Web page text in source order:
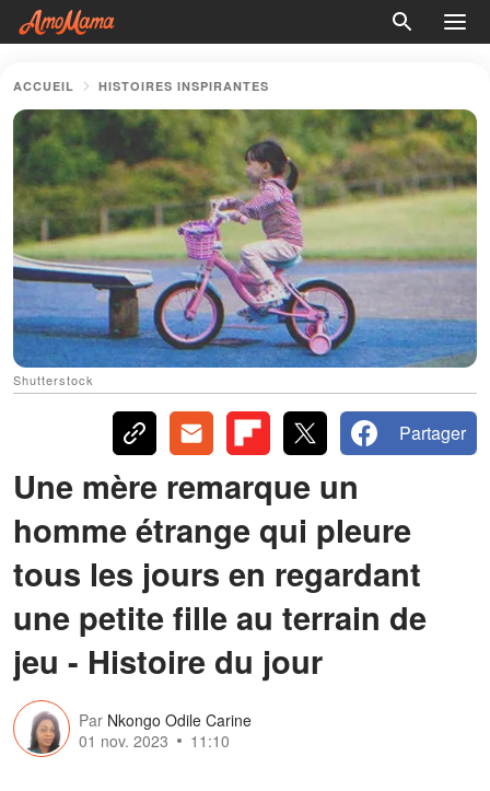
ACCUEIL HISTOIRES INSPIRANTES
Shutterstock
Partager
Une mère remarque un
homme étrange qui pleure
tous les jours en regardant
une petite fille au terrain de
jeu - Histoire du jour
Par Nkongo Odile Carine
01 nov. 2023
11:10